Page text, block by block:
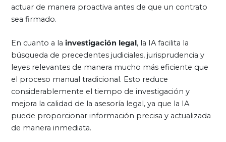
actuar de manera proactiva antes de que un contrato
sea firmado.
En cuanto a la investigación legal, la IA facilita la
búsqueda de precedentes judiciales, jurisprudencia y
leyes relevantes de manera mucho más eficiente que
el proceso manual tradicional. Esto reduce
considerablemente el tiempo de investigación y
mejora la calidad de la asesoría legal, ya que la IA
puede proporcionar información precisa y actualizada
de manera inmediata.